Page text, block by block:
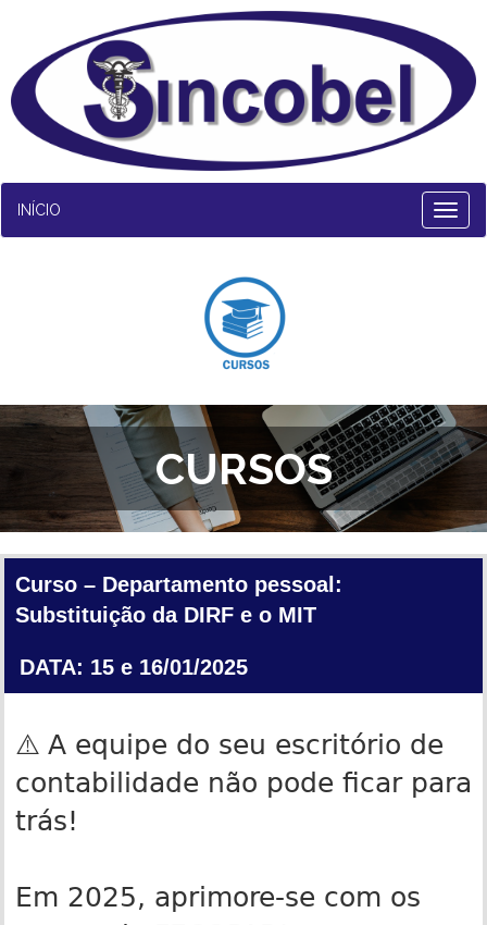
INÍCIO
CURSOS
Curso – Departamento pessoal:
Substituição da DIRF e o MIT
DATA: 15 e 16/01/2025
⚠️ A equipe do seu escritório de
contabilidade não pode ficar para
trás!
Em 2025, aprimore-se com os